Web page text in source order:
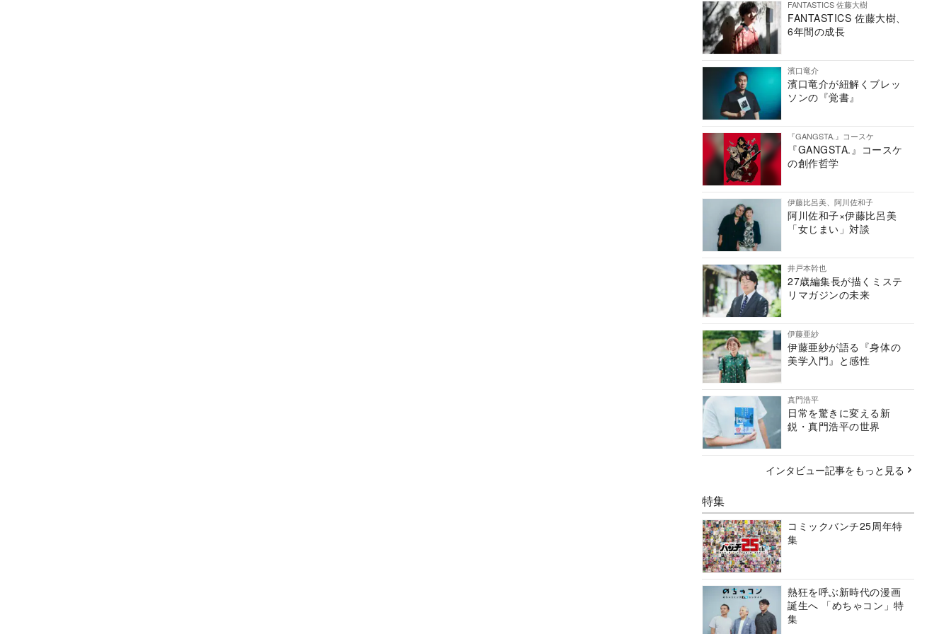
FANTASTICS 佐藤大樹
FANTASTICS 佐藤大樹、
6年間の成長
濱口竜介
濱口竜介が紐解くブレッ
ソンの『覚書』
『GANGSTA.』コースケ
『GANGSTA.』コースケ
の創作哲学
伊藤比呂美、阿川佐和子
阿川佐和子×伊藤比呂美
「女じまい」対談
井戸本幹也
27歳編集長が描くミステ
リマガジンの未来
伊藤亜紗
伊藤亜紗が語る『身体の
美学入門』と感性
真門浩平
日常を驚きに変える新
鋭・真門浩平の世界
インタビュー記事をもっと見る
特集
コミックバンチ25周年特
集
熱狂を呼ぶ新時代の漫画
誕生へ 「めちゃコン」特
集